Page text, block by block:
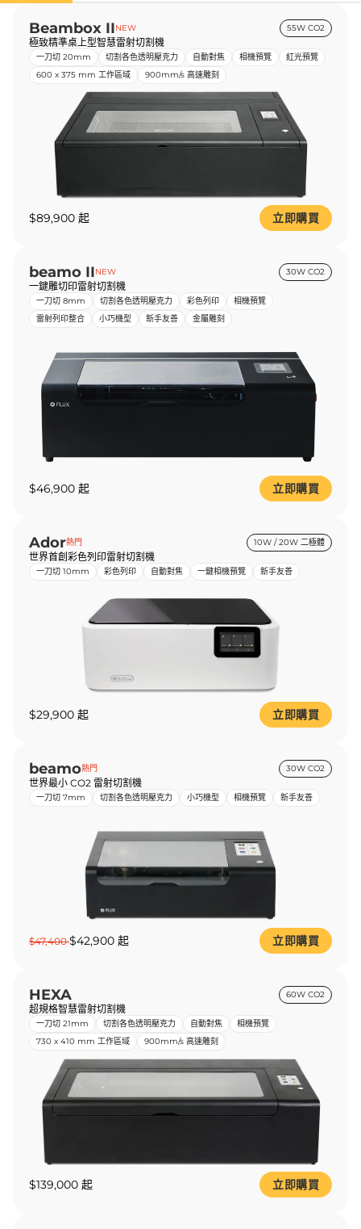
Beambox IINEW 55W CO2
極致精準桌上型智慧雷射切割機
一刀切 20mm 切割各色透明壓克力 自動對焦 相機預覽
紅光預覽
600 x 375 mm 工作區域
900mm/s 高速雕刻
$89,900 起 立即購買
beamo IINEW 30W CO2
一鍵雕切印雷射切割機
一刀切 8mm 切割各色透明壓克力 彩色列印
相機預覽
雷射列印整合
小巧機型 新手友善 金屬雕刻
$46,900 起 立即購買
Ador熱門 10W / 20W 二極體
世界首創彩色列印雷射切割機
一刀切 10mm 彩色列印 自動對焦 一鍵相機預覽 新手友善
$29,900 起 立即購買
beamo熱門 30W CO2
世界最小 CO2 雷射切割機
一刀切 7mm 切割各色透明壓克力 小巧機型 相機預覽 新手友善
$47,400$42,900 起 立即購買
HEXA 60W CO2
超規格智慧雷射切割機
一刀切 21mm 切割各色透明壓克力 自動對焦
相機預覽
730 x 410 mm 工作區域
900mm/s 高速雕刻
$139,000 起 立即購買